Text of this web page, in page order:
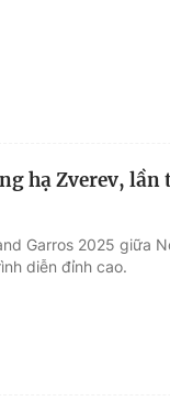
hạ Zverev, lần
Garros 2025 giữa
diễn đỉnh cao.